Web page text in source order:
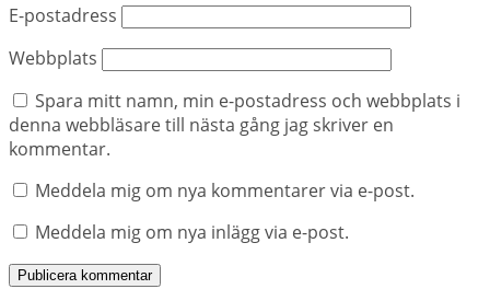
E-postadress
Webbplats
Spara mitt namn, min e-postadress och webbplats i
denna webbläsare till nästa gång jag skriver en
kommentar.
Meddela mig om nya kommentarer via e-post.
Meddela mig om nya inlägg via e-post.